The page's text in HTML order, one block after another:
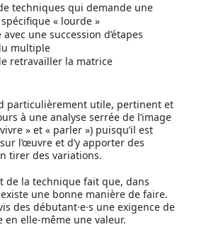
techniques qui demande une
« lourde »
une succession d’étapes
multiple
retravailler la matrice
particulièrement utile, pertinent et
à une analyse serrée de l’image
» et « parler ») puisqu’il est
l’œuvre et d’y apporter des
tirer des variations.
de la technique fait que, dans
une bonne manière de faire.
des débutant·e·s une exigence de
elle-même une valeur.